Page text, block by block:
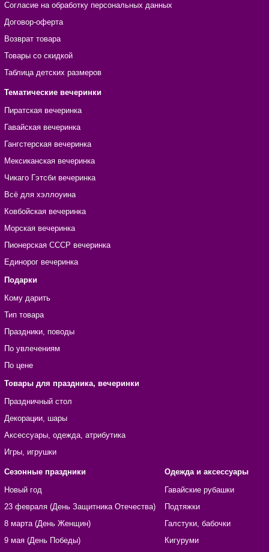
Согласие на обработку персональных данных
Договор-оферта
Возврат товара
Товары со скидкой
Таблица детских размеров
Тематические вечеринки
Пиратская вечеринка
Гавайская вечеринка
Гангстерская вечеринка
Мексиканская вечеринка
Чикаго Гэтсби вечеринка
Всё для хэллоуина
Ковбойская вечеринка
Морская вечеринка
Пионерская СССР вечеринка
Единорог вечеринка
Подарки
Кому дарить
Тип товара
Праздники, поводы
По увлечениям
По цене
Товары для праздника, вечеринки
Праздничный стол
Декорации, шары
Аксессуары, одежда, атрибутика
Игры, игрушки
Сезонные праздники
Новый год
23 февраля (День Защитника Отечества)
8 марта (День Женщин)
9 мая (День Победы)
Одежда и аксессуары
Гавайские рубашки
Подтяжки
Галстуки, бабочки
Кигуруми